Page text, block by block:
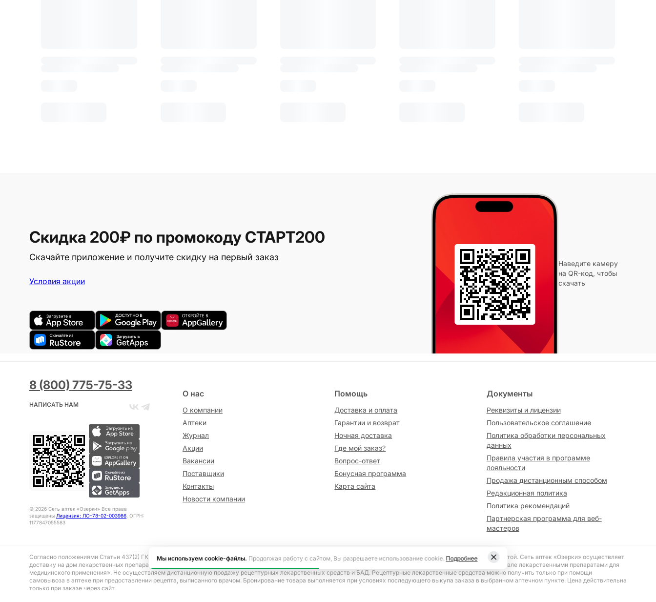
Скидка 200₽ по промокоду СТАРТ200
Скачайте приложение и получите скидку на первый заказ
Условия акции
Наведите камеру
на QR-код, чтобы
скачать
8 (800) 775-75-33
НАПИСАТЬ НАМ
© 2026 Сеть аптек «Озерки» Все права
защищены Лицензия: ЛО-78-02-003986, ОГРН:
1177847055583
О нас
О компании
Аптеки
Журнал
Акции
Вакансии
Поставщики
Контакты
Новости компании
Помощь
Доставка и оплата
Гарантии и возврат
Ночная доставка
Где мой заказ?
Вопрос-ответ
Бонусная программа
Карта сайта
Документы
Реквизиты и лицензии
Пользовательское соглашение
Политика обработки персональных
данных
Правила участия в программе
лояльности
Продажа дистанционным способом
Редакционная политика
Политика рекомендаций
Партнерская программа для веб-
мастеров
Согласно положениями Статьи 437(2) ГК РФ представленная на сайте информация носит исключительно ознакомительный характер и не является публичной офертой. Сеть аптек «Озерки» осуществляет
доставку на дом лекарственных препаратов, отпускаемым без рецепта, согласно Указу Президента Российской Федерации от 17.03.2020 № 187 «О розничной торговле лекарственными препаратами для
медицинского применения». Не осуществляем дистанционную продажу рецептурных лекарственных средств и БАД. Рецептурные лекарственные средства можно получить только при помощи
самовывоза в аптеке при предоставлении рецепта, выписанного врачом. Бронирование товара выполняется при условиях последующего выкупа заказа в выбранном аптечном пункте. Цена действительна
только при заказе через сайт.
Мы используем cookie-файлы. Продолжая работу с сайтом, Вы разрешаете использование cookie. Подробнее